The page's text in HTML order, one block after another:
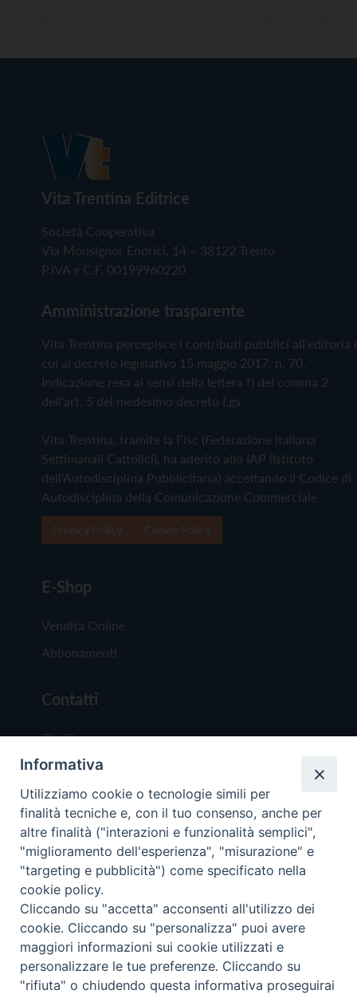
Vita Trentina Editrice
Società Cooperativa
Via Monsignor Endrici, 14 – 38122 Trento
P.IVA e C.F. 00199960220
Amministrazione trasparente
Vita Trentina percepisce i contributi pubblici all'editoria
cui al decreto legislativo 15 maggio 2017, n. 70.
Indicazione resa ai sensi della lettera f) del comma 2
dell'art. 5 del medesimo decreto Lgs.
Vita Trentina, tramite la Fisc (Federazione Italiana
Settimanali Cattolici), ha aderito allo IAP (Istituto
dell'Autodisciplina Pubblicitaria) accettando il Codice di
Autodisciplina della Comunicazione Commerciale
E-Shop
Vendita Online
Abbonamenti
Contatti
Chi Siamo
Redazione
Scrivici
Copyright © 2019 - Tutti i diritti riservati - Vita
Trentina Editrice
Privacy Policy
Torna
Informativa
Utilizziamo cookie o tecnologie simili per
finalità tecniche e, con il tuo consenso, anche per
altre finalità ("interazioni e funzionalità semplici",
"miglioramento dell'esperienza", "misurazione" e
"targeting e pubblicità") come specificato nella
cookie policy.
Cliccando su "accetta" acconsenti all'utilizzo dei
cookie. Cliccando su "personalizza" puoi avere
maggiori informazioni sui cookie utilizzati e
personalizzare le tue preferenze. Cliccando su
"rifiuta" o chiudendo questa informativa proseguirai